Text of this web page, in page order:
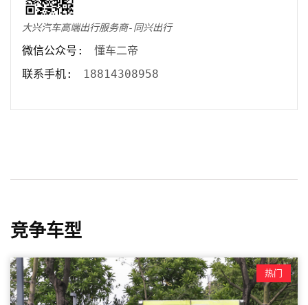
(km/h)
100km/h加速
(s)
100km/h加速
-
耗
(L/100km)
实测油耗
(L/100km)
-
大兴汽车高端出行服务商-同兴出行
微信公众号:
懂车二帝
联系手机:
18814308958
竞争车型
热门